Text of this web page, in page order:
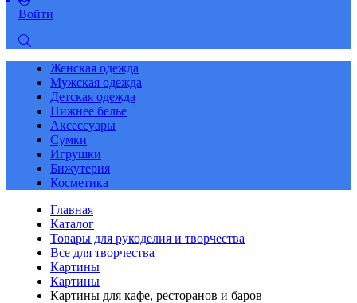
Войти
Женская одежда
Мужская одежда
Детская одежда
Нижнее белье
Аксессуары
Сумки
Игрушки
Бижутерия
Косметика
Главная
Каталог
Товары для рукоделия и творчества
Все для творчества
Картины
Картины
Картины для кафе, ресторанов и баров